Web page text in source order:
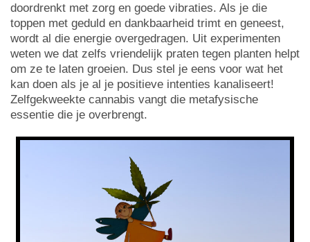
doordrenkt met zorg en goede vibraties. Als je die
toppen met geduld en dankbaarheid trimt en geneest,
wordt al die energie overgedragen. Uit experimenten
weten we dat zelfs vriendelijk praten tegen planten helpt
om ze te laten groeien. Dus stel je eens voor wat het
kan doen als je al je positieve intenties kanaliseert!
Zelfgekweekte cannabis vangt die metafysische
essentie die je overbrengt.